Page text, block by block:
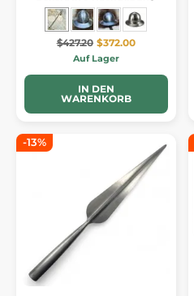
$427.20 $372.00
Auf Lager
IN DEN
WARENKORB
-13%